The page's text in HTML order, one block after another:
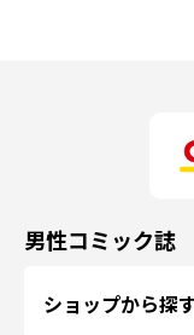
男性コミック誌
ショップから探